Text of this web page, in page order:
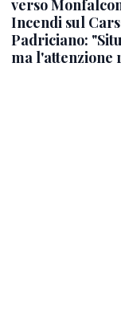
verso
Incendi sul
Padriciano:
ma l'attenzione